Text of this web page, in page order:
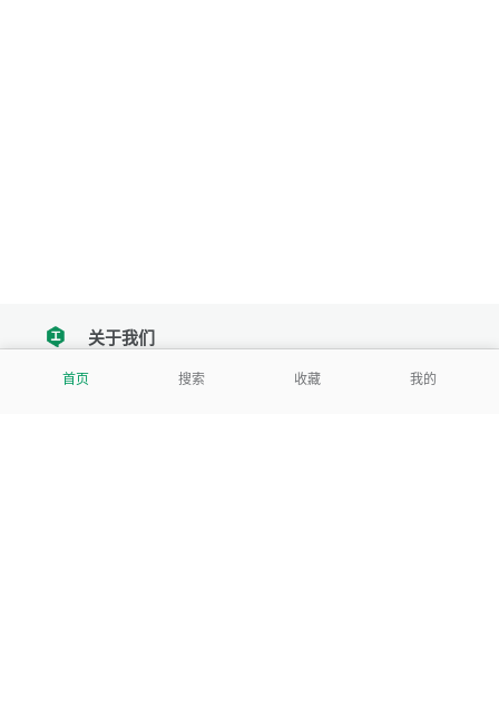
首页 搜索 收藏 我的
tencent关于我们
我们努力把每一个工具做成批量处理的产品